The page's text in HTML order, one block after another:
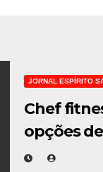
JORNAL ESPÍRITO
Chef
opções
saudável